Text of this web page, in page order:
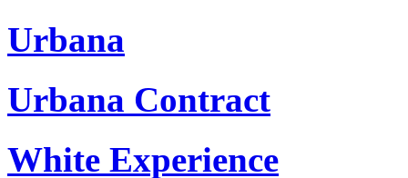
Urbana
Urbana Contract
White Experience